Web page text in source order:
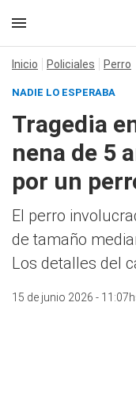
Inicio Policiales Perro
NADIE LO ESPERABA
Tragedia
nena de 5
por un
El perro
de tamaño
Los detalles del
15 de junio 2026 -